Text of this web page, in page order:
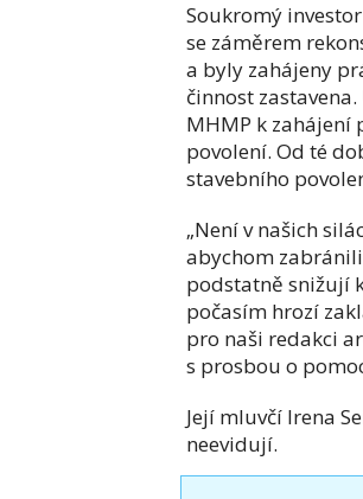
Soukromý
se záměrem
a byly zahájeny
činnost
MHMP k zahájení
povolení. Od té
stavebního
„Není v našich
abychom
podstatně snižují
počasím hrozí
pro naši redakci
s prosbou o
Její mluvčí Irena
neevidují.